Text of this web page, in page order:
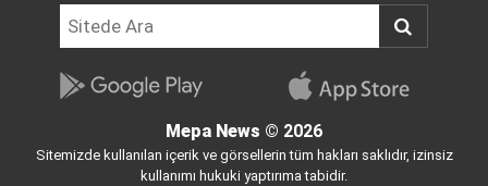
Mepa News © 2026
Sitemizde kullanılan içerik ve görsellerin tüm hakları saklıdır, izinsiz
kullanımı hukuki yaptırıma tabidir.